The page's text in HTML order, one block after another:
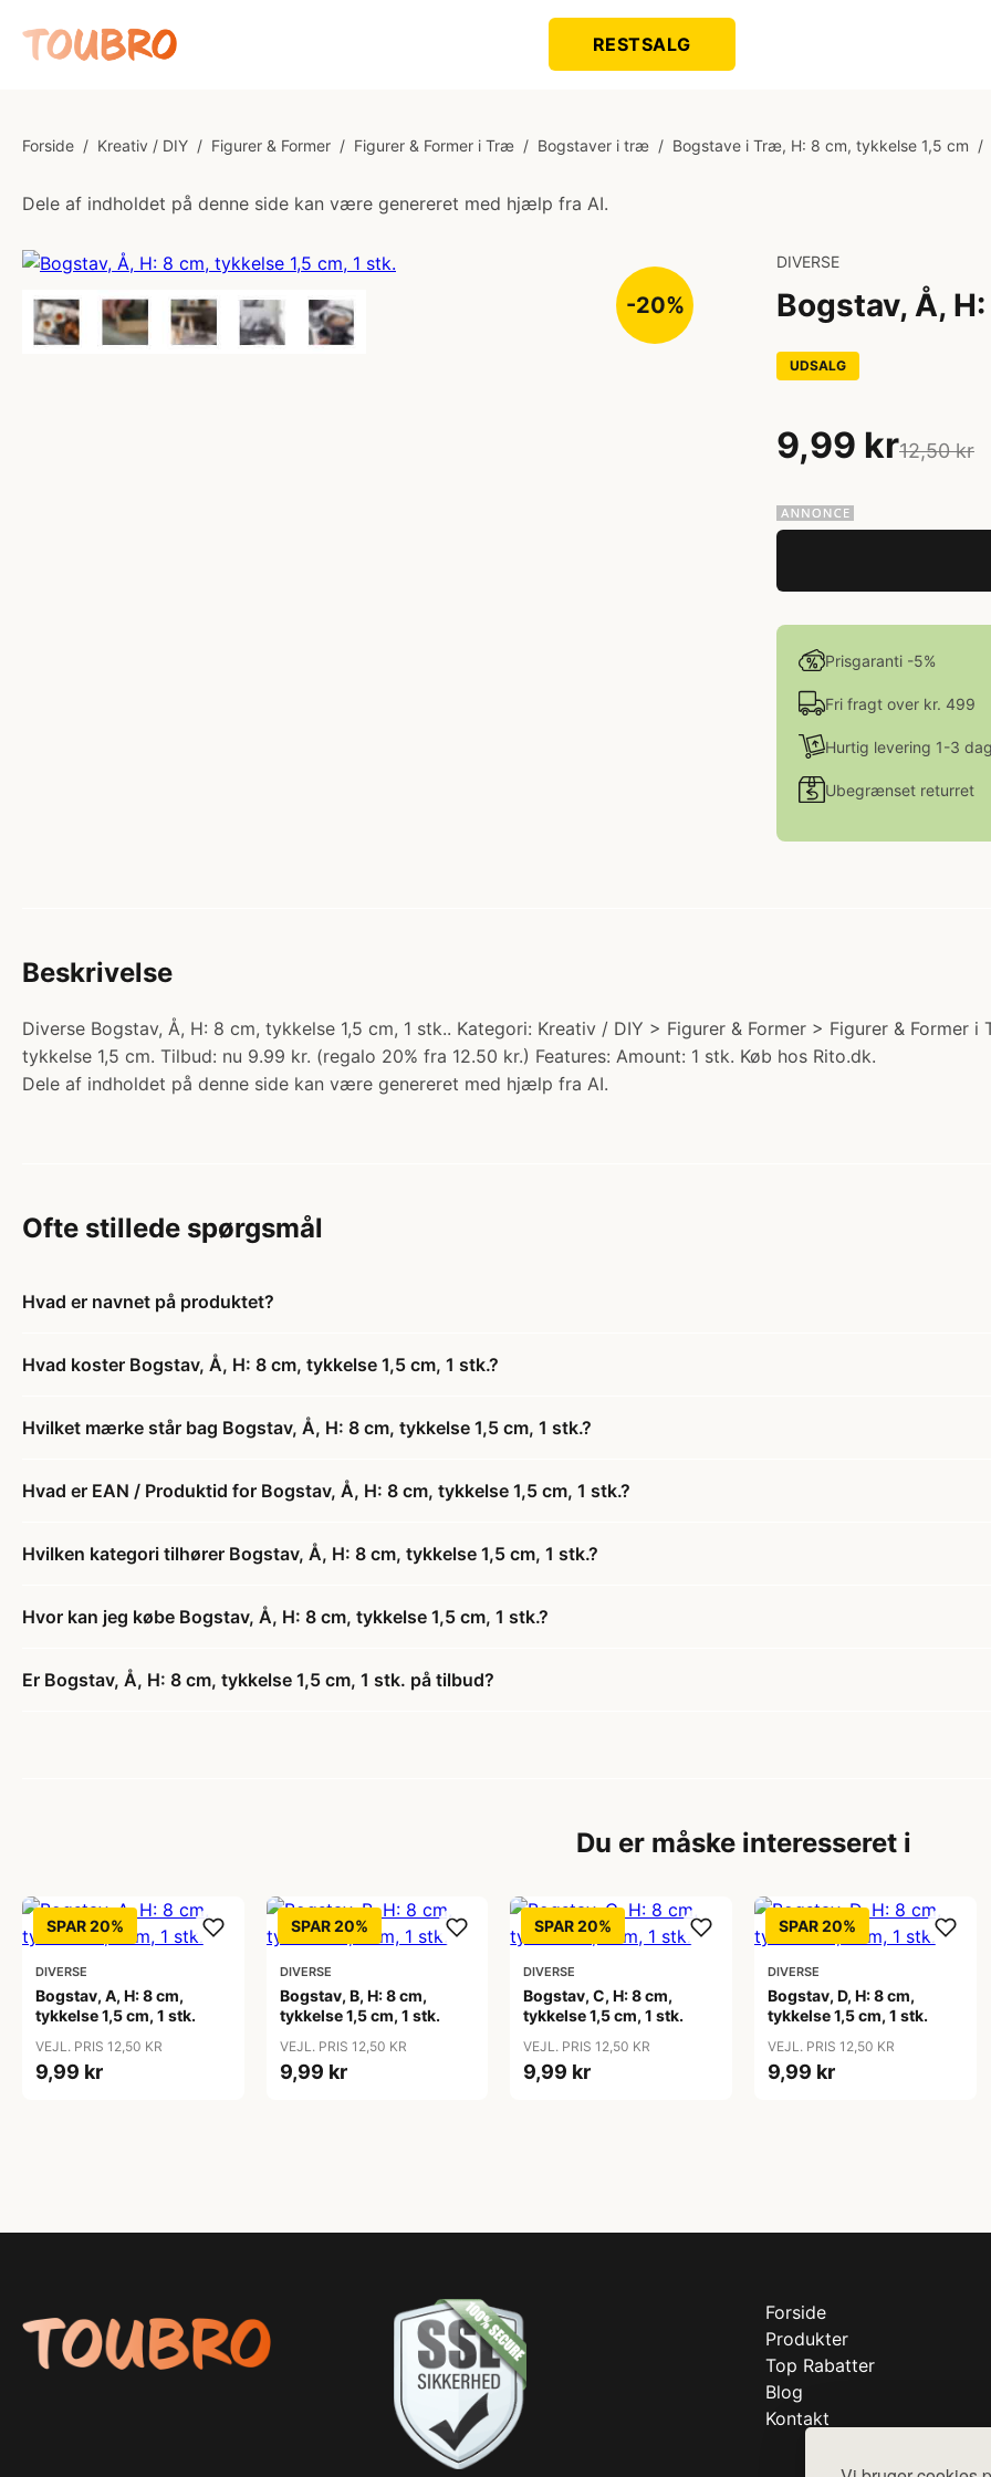
RESTSALG
Forside / Kreativ / DIY / Figurer & Former / Figurer & Former i Træ / Bogstaver i træ / Bogstave i Træ, H: 8 cm, tykkelse 1,5 cm /
Dele af indholdet på denne side kan være genereret med hjælp fra AI.
-20%
DIVERSE
Bogstav, Å,
UDSALG
9,99 kr12,50 kr
Prisgaranti -5%
Fri fragt over kr. 499
Hurtig levering 1-3
Ubegrænset returret
Beskrivelse
Diverse Bogstav, Å, H: 8 cm, tykkelse 1,5 cm, 1 stk.. Kategori: Kreativ / DIY > Figurer & Former > Figurer &
tykkelse 1,5 cm. Tilbud: nu 9.99 kr. (regalo 20% fra 12.50 kr.) Features: Amount: 1 stk. Køb hos Rito.dk.
Dele af indholdet på denne side kan være genereret med hjælp fra AI.
Ofte stillede spørgsmål
Hvad er navnet på produktet?
Hvad koster Bogstav, Å, H: 8 cm, tykkelse 1,5 cm, 1 stk.?
Hvilket mærke står bag Bogstav, Å, H: 8 cm, tykkelse 1,5 cm, 1 stk.?
Hvad er EAN / Produktid for Bogstav, Å, H: 8 cm, tykkelse 1,5 cm, 1 stk.?
Hvilken kategori tilhører Bogstav, Å, H: 8 cm, tykkelse 1,5 cm, 1 stk.?
Hvor kan jeg købe Bogstav, Å, H: 8 cm, tykkelse 1,5 cm, 1 stk.?
Er Bogstav, Å, H: 8 cm, tykkelse 1,5 cm, 1 stk. på tilbud?
Du er måske interesseret i
SPAR 20%
DIVERSE
Bogstav, A, H: 8 cm,
tykkelse 1,5 cm, 1 stk.
VEJL. PRIS 12,50 KR
9,99 kr
SPAR 20%
DIVERSE
Bogstav, B, H: 8 cm,
tykkelse 1,5 cm, 1 stk.
VEJL. PRIS 12,50 KR
9,99 kr
SPAR 20%
DIVERSE
Bogstav, C, H: 8 cm,
tykkelse 1,5 cm, 1 stk.
VEJL. PRIS 12,50 KR
9,99 kr
SPAR 20%
DIVERSE
Bogstav, D, H: 8 cm,
tykkelse 1,5 cm, 1 stk.
VEJL. PRIS 12,50 KR
9,99 kr
Forside
Produkter
Top Rabatter
Blog
Kontakt